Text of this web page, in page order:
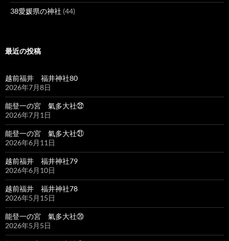
38愛媛県の神社 (44)
最近の投稿
越前福井 福井神社80
2026年7月8日
能登一の宮 氣多大社㉒
2026年7月1日
能登一の宮 氣多大社㉑
2026年6月11日
越前福井 福井神社79
2026年6月10日
越前福井 福井神社78
2026年5月15日
能登一の宮 氣多大社⑳
2026年5月5日